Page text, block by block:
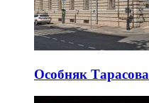
Особняк Тарасова